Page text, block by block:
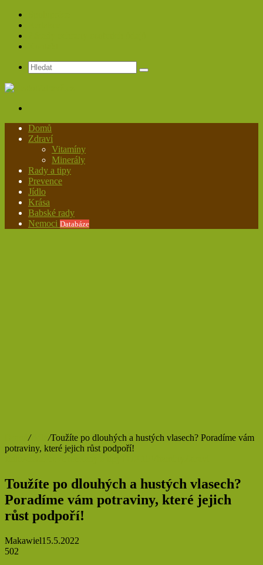
Hledat
Domů
Zdraví
Vitamíny
Minerály
Rady a tipy
Prevence
Jídlo
Krása
Babské rady
Nemoci Databáze
/Jídlo /Toužíte po dlouhých a hustých vlasech? Poradíme vám
potraviny, které jejich růst podpoří!
Toužíte po dlouhých a hustých vlasech?
Poradíme vám potraviny, které jejich
růst podpoří!
Makawiel15.5.2022
502